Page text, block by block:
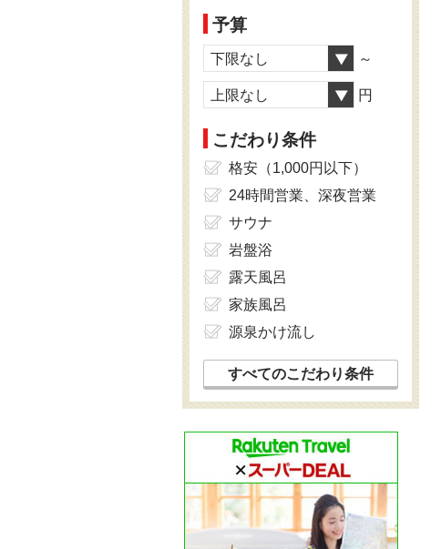
予算
下限なし ～
上限なし 円
こだわり条件
格安（1,000円以下）
24時間営業、深夜営業
サウナ
岩盤浴
露天風呂
家族風呂
源泉かけ流し
すべてのこだわり条件